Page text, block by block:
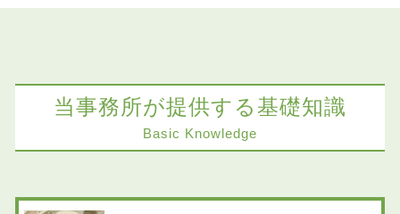
当事務所が提供する基礎知識
Basic Knowledge